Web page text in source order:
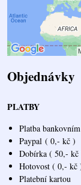
Objednávky
PLATBY
Platba
Paypal ( 0,- kč )
Dobírka ( 50,- kč
Hotovost ( 0,- kč
Platební kartou